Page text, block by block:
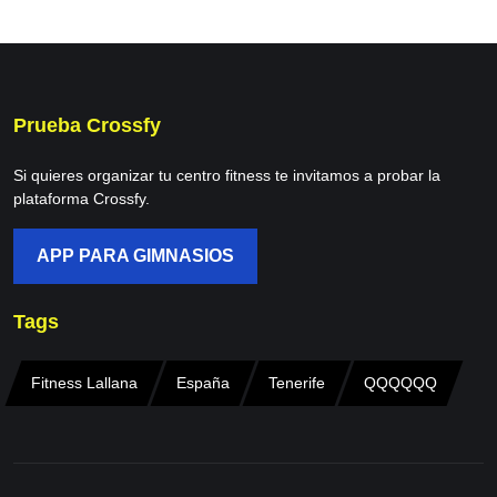
Prueba Crossfy
Si quieres organizar tu centro fitness te invitamos a probar la
plataforma Crossfy.
APP PARA GIMNASIOS
Tags
Fitness Lallana España Tenerife QQQQQQ